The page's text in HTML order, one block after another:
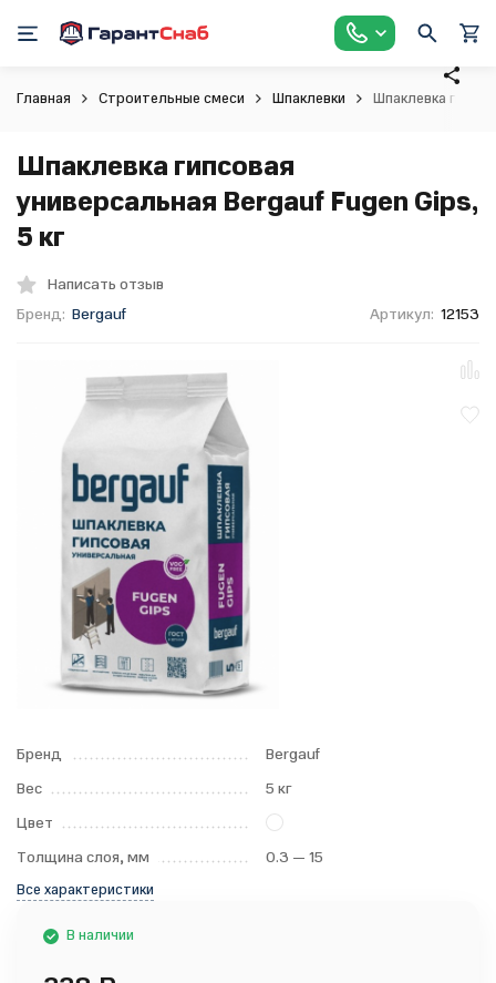
Главная Строительные смеси Шпаклевки Шпаклевка
Шпаклевка гипсовая
универсальная Bergauf Fugen Gips,
5 кг
Написать отзыв
Бренд: Bergauf Артикул: 12153
Бренд
Bergauf
Вес
5 кг
Цвет
Толщина слоя, мм
0.3 — 15
Все характеристики
В наличии